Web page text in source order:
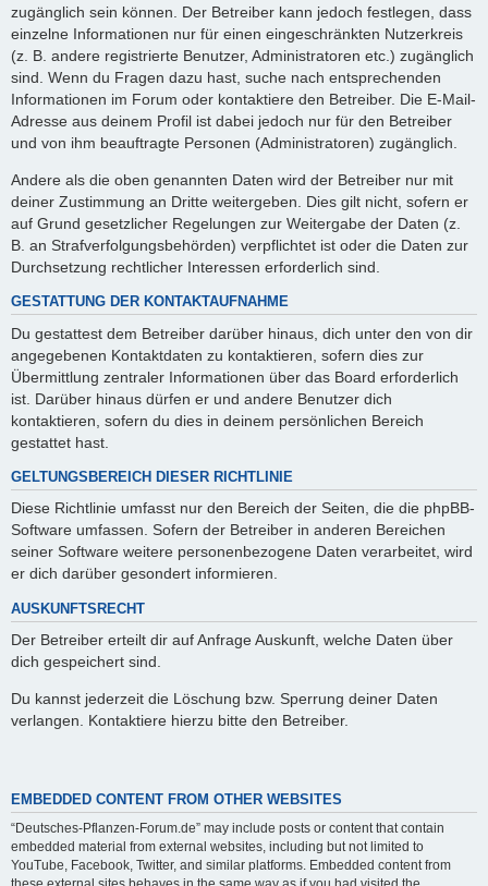
zugänglich sein können. Der Betreiber kann jedoch festlegen, dass
einzelne Informationen nur für einen eingeschränkten Nutzerkreis
(z. B. andere registrierte Benutzer, Administratoren etc.) zugänglich
sind. Wenn du Fragen dazu hast, suche nach entsprechenden
Informationen im Forum oder kontaktiere den Betreiber. Die E-Mail-
Adresse aus deinem Profil ist dabei jedoch nur für den Betreiber
und von ihm beauftragte Personen (Administratoren) zugänglich.
Andere als die oben genannten Daten wird der Betreiber nur mit
deiner Zustimmung an Dritte weitergeben. Dies gilt nicht, sofern er
auf Grund gesetzlicher Regelungen zur Weitergabe der Daten (z.
B. an Strafverfolgungsbehörden) verpflichtet ist oder die Daten zur
Durchsetzung rechtlicher Interessen erforderlich sind.
GESTATTUNG DER KONTAKTAUFNAHME
Du gestattest dem Betreiber darüber hinaus, dich unter den von dir
angegebenen Kontaktdaten zu kontaktieren, sofern dies zur
Übermittlung zentraler Informationen über das Board erforderlich
ist. Darüber hinaus dürfen er und andere Benutzer dich
kontaktieren, sofern du dies in deinem persönlichen Bereich
gestattet hast.
GELTUNGSBEREICH DIESER RICHTLINIE
Diese Richtlinie umfasst nur den Bereich der Seiten, die die phpBB-
Software umfassen. Sofern der Betreiber in anderen Bereichen
seiner Software weitere personenbezogene Daten verarbeitet, wird
er dich darüber gesondert informieren.
AUSKUNFTSRECHT
Der Betreiber erteilt dir auf Anfrage Auskunft, welche Daten über
dich gespeichert sind.
Du kannst jederzeit die Löschung bzw. Sperrung deiner Daten
verlangen. Kontaktiere hierzu bitte den Betreiber.
EMBEDDED CONTENT FROM OTHER WEBSITES
“Deutsches-Pflanzen-Forum.de” may include posts or content that contain
embedded material from external websites, including but not limited to
YouTube, Facebook, Twitter, and similar platforms. Embedded content from